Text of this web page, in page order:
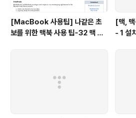
[MacBook 사용팁] 나같은 초
보를 위한 맥북 사용 팁-32 맥 사
[맥,
- 1 설치